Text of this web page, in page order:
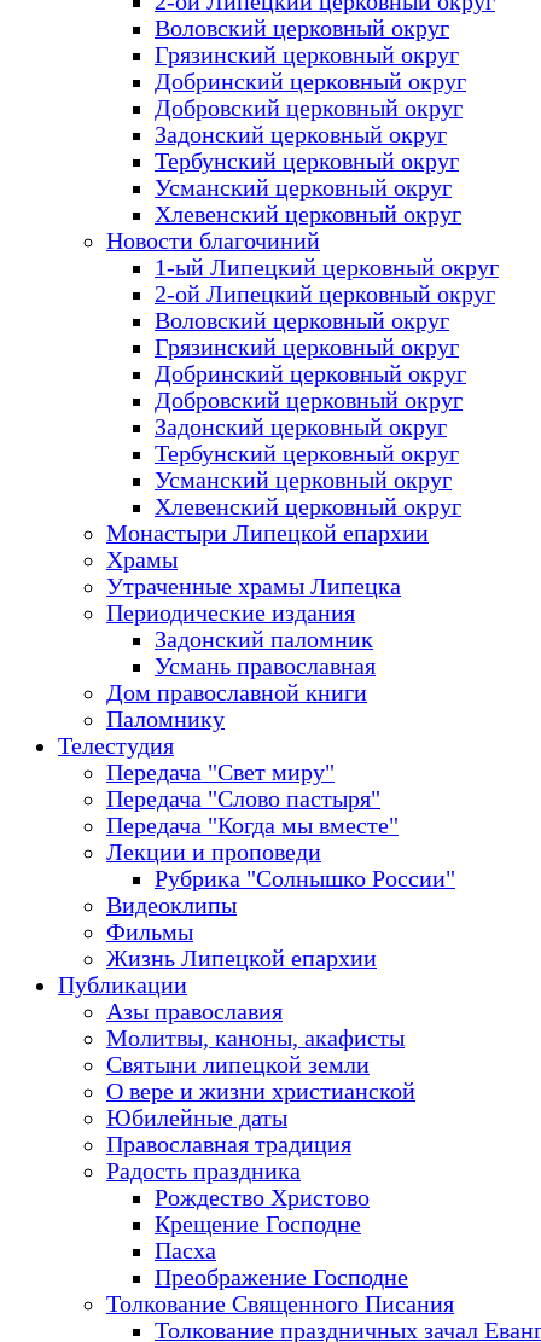
Воловский церковный округ
Грязинский церковный округ
Добринский церковный округ
Добровский церковный округ
Задонский церковный округ
Тербунский церковный округ
Усманский церковный округ
Хлевенский церковный округ
Новости благочиний
1-ый Липецкий церковный округ
2-ой Липецкий церковный округ
Воловский церковный округ
Грязинский церковный округ
Добринский церковный округ
Добровский церковный округ
Задонский церковный округ
Тербунский церковный округ
Усманский церковный округ
Хлевенский церковный округ
Монастыри Липецкой епархии
Храмы
Утраченные храмы Липецка
Периодические издания
Задонский паломник
Усмань православная
Дом православной книги
Паломнику
Телестудия
Передача "Свет миру"
Передача "Слово пастыря"
Передача "Когда мы вместе"
Лекции и проповеди
Рубрика "Солнышко России"
Видеоклипы
Фильмы
Жизнь Липецкой епархии
Публикации
Азы православия
Молитвы, каноны, акафисты
Святыни липецкой земли
О вере и жизни христианской
Юбилейные даты
Православная традиция
Радость праздника
Рождество Христово
Крещение Господне
Пасха
Преображение Господне
Толкование Священного Писания
Толкование праздничных зачал